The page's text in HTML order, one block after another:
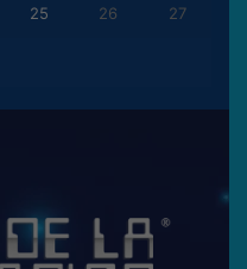
25 26 27